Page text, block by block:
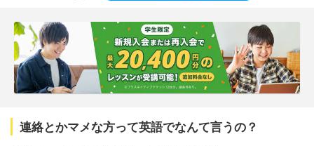
連絡とかマメな方って英語でなんて言うの？